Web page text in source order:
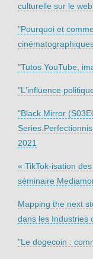
culturelle sur le
"Pourquoi et
"Tutos YouTube,
"L'influence
"Black Mirror
2021
« TikTok-isation
séminaire
Mapping the next
dans les Industries
"Le dogecoin :